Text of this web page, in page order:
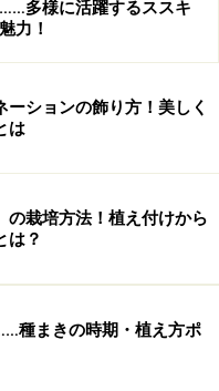
多様に活躍するススキ
力！
ーションの飾り方！美しく
は
の栽培方法！植え付けから
は？
種まきの時期・植え方ポ